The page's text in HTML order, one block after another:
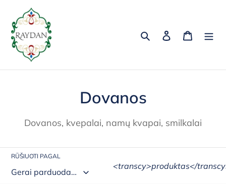
prie
turinio
PaieškaPrisijungti
K
o
e
k
Dovanos
Dovanos, kvepalai, namų kvapai, smilkalai
RŪŠIUOTI PAGAL
<transcy>produktas</